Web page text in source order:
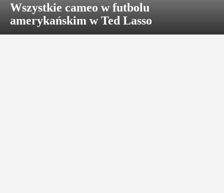
Wszystkie cameo w futbolu
amerykańskim w Ted Lasso